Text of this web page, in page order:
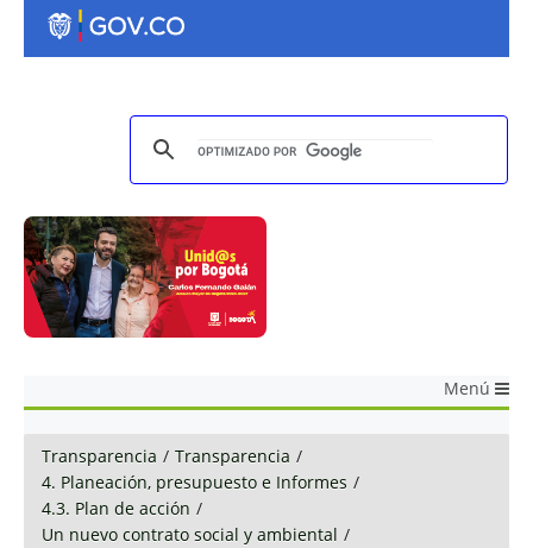
Menú
Transparencia / Transparencia /
4. Planeación, presupuesto e Informes /
4.3. Plan de acción /
Un nuevo contrato social y ambiental /